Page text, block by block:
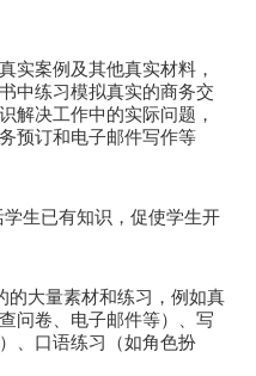
实案例及其他真实材料，
中练习模拟真实的商务交
解决工作中的实际问题，
预订和电子邮件写作等
生已有知识，促使学生开
的大量素材和练习，例如真
问卷、电子邮件等）、写
、口语练习（如角色扮